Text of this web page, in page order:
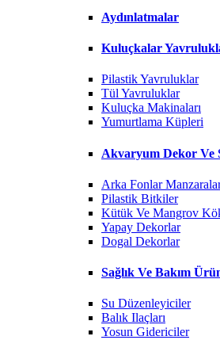
Aydınlatmalar
Kuluçkalar
Pilastik Yavruluklar
Tül Yavruluklar
Kuluçka Makinaları
Yumurtlama Küpleri
Akvaryum Dekor Ve
Arka Fonlar
Pilastik Bitkiler
Kütük Ve Mangrov
Yapay Dekorlar
Dogal Dekorlar
Sağlık Ve Bakım
Su Düzenleyiciler
Balık Ilaçları
Yosun Gidericiler